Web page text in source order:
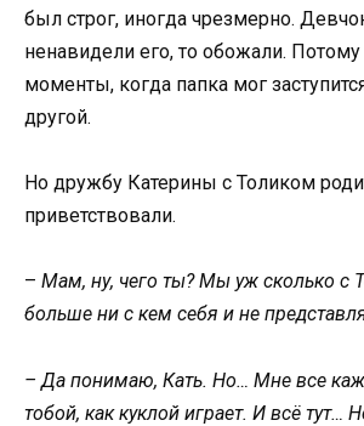
был строг, иногда чрезмерно.
ненавидели его, то обожали.
моменты, когда папка мог
другой.
Но дружбу Катерины с Толиком
приветствовали.
– Мам, ну, чего ты? Мы уж сколько с
больше ни с кем себя и не
– Да понимаю, Кать. Но… Мне все
тобой, как куклой играет. И всё тут…